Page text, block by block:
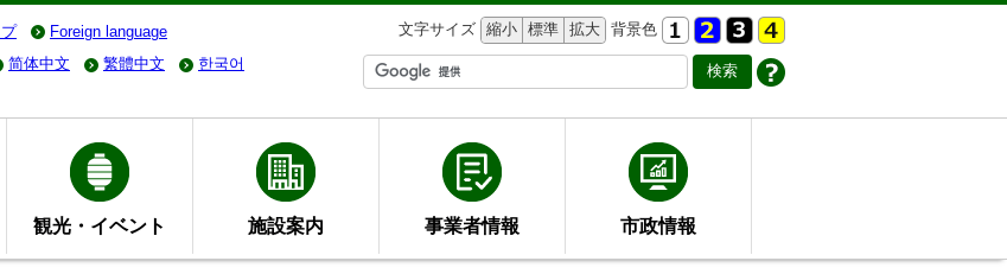
Foreign language 文字サイズ 縮小 標準 拡大 背景色
简体中文 繁體中文 한국어
観光・イベント 施設案内 事業者情報 市政情報